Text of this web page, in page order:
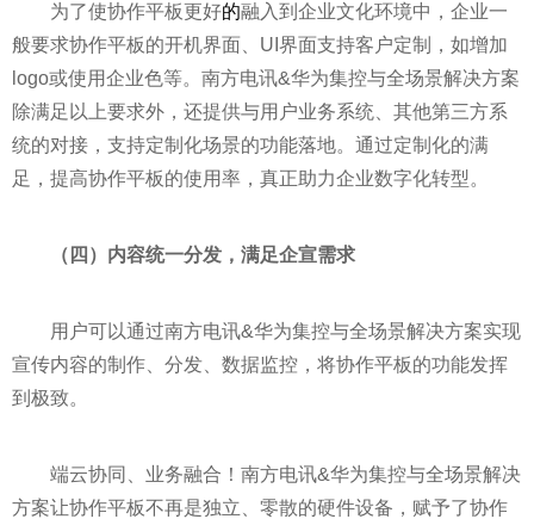
为了使协作平板更好的融入到企业文化环境中，企业一
般要求协作平板的开机界面、UI界面支持客户定制，如增加
logo或使用企业色等。南方电讯&华为集控与全场景解决方案
除满足以上要求外，还提供与用户业务系统、其他第三方系
统的对接，支持定制化场景的功能落地。通过定制化的满
足，提高协作平板的使用率，真正助力企业数字化转型。
（四） 内容统一分发，满足企宣需求
用户可以通过南方电讯&华为集控与全场景解决方案实现
宣传内容的制作、分发、数据监控，将协作平板的功能发挥
到极致。
端云协同、业务融合！南方电讯&华为集控与全场景解决
方案让协作平板不再是独立 、零散的硬件设备，赋予了协作